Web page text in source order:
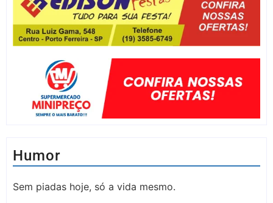
Humor
Sem piadas hoje, só a vida mesmo.